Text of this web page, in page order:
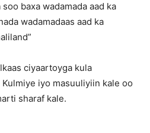
baxa wadamada aad ka
wadamadaas aad ka
ciyaartoyga kula
iyo masuuliyiin kale oo
sharaf kale.